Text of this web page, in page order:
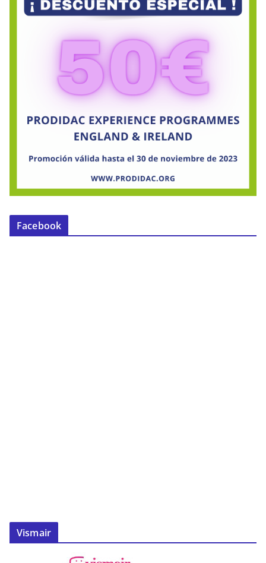
Facebook
Vismair